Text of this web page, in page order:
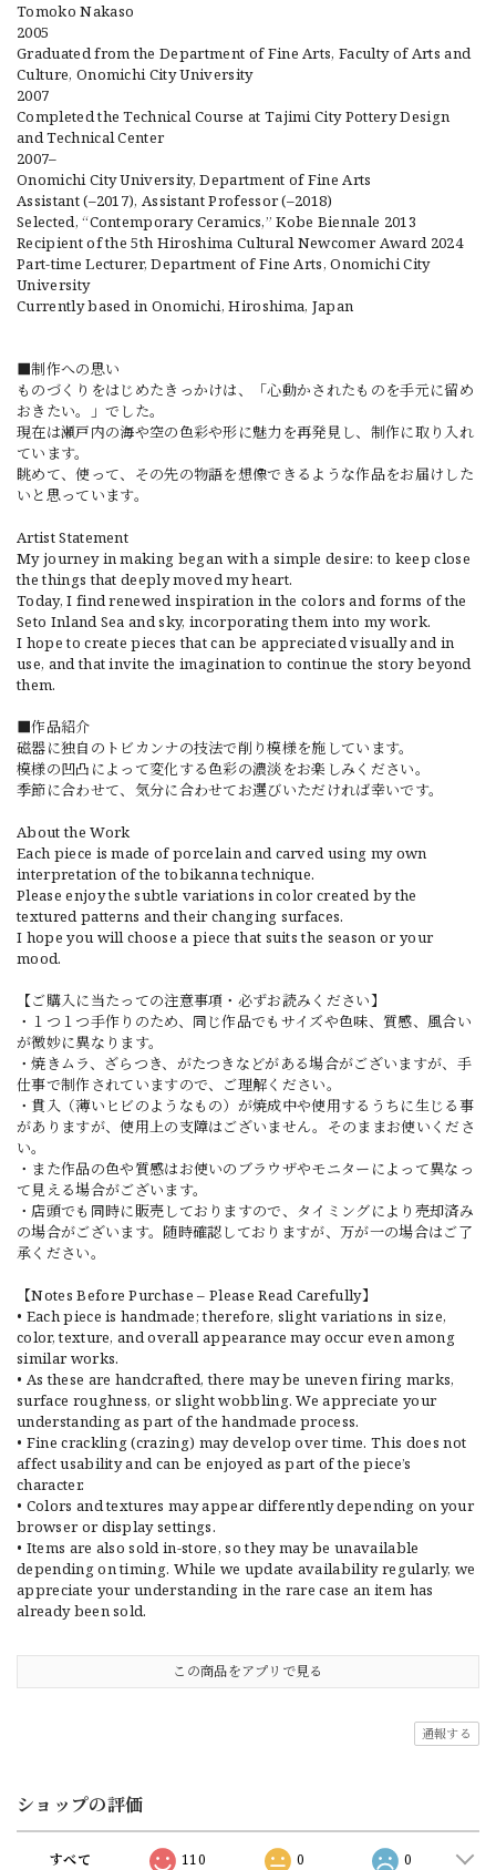
Tomoko Nakaso
2005
Graduated from the Department of Fine Arts, Faculty of Arts and
Culture, Onomichi City University
2007
Completed the Technical Course at Tajimi City Pottery Design
and Technical Center
2007–
Onomichi City University, Department of Fine Arts
Assistant (–2017), Assistant Professor (–2018)
Selected, “Contemporary Ceramics,” Kobe Biennale 2013
Recipient of the 5th Hiroshima Cultural Newcomer Award 2024
Part-time Lecturer, Department of Fine Arts, Onomichi City
University
Currently based in Onomichi, Hiroshima, Japan
■制作への思い
ものづくりをはじめたきっかけは、「心動かされたものを手元に留め
おきたい。」でした。
現在は瀬戸内の海や空の色彩や形に魅力を再発見し、制作に取り入れ
ています。
眺めて、使って、その先の物語を想像できるような作品をお届けした
いと思っています。
Artist Statement
My journey in making began with a simple desire: to keep close
the things that deeply moved my heart.
Today, I find renewed inspiration in the colors and forms of the
Seto Inland Sea and sky, incorporating them into my work.
I hope to create pieces that can be appreciated visually and in
use, and that invite the imagination to continue the story beyond
them.
■作品紹介
磁器に独自のトビカンナの技法で削り模様を施しています。
模様の凹凸によって変化する色彩の濃淡をお楽しみください。
季節に合わせて、気分に合わせてお選びいただければ幸いです。
About the Work
Each piece is made of porcelain and carved using my own
interpretation of the tobikanna technique.
Please enjoy the subtle variations in color created by the
textured patterns and their changing surfaces.
I hope you will choose a piece that suits the season or your
mood.
【ご購入に当たっての注意事項・必ずお読みください】
・１つ１つ手作りのため、同じ作品でもサイズや色味、質感、風合い
が微妙に異なります。
・焼きムラ、ざらつき、がたつきなどがある場合がございますが、手
仕事で制作されていますので、ご理解ください。
・貫入（薄いヒビのようなもの）が焼成中や使用するうちに生じる事
がありますが、使用上の支障はございません。そのままお使いくださ
い。
・また作品の色や質感はお使いのブラウザやモニターによって異なっ
て見える場合がございます。
・店頭でも同時に販売しておりますので、タイミングにより売却済み
の場合がございます。随時確認しておりますが、万が一の場合はご了
承ください。
【Notes Before Purchase – Please Read Carefully】
• Each piece is handmade; therefore, slight variations in size,
color, texture, and overall appearance may occur even among
similar works.
• As these are handcrafted, there may be uneven firing marks,
surface roughness, or slight wobbling. We appreciate your
understanding as part of the handmade process.
• Fine crackling (crazing) may develop over time. This does not
affect usability and can be enjoyed as part of the piece’s
character.
• Colors and textures may appear differently depending on your
browser or display settings.
• Items are also sold in-store, so they may be unavailable
depending on timing. While we update availability regularly, we
appreciate your understanding in the rare case an item has
already been sold.
この商品をアプリで見る
通報する
ショップの評価
すべて 110 0 0